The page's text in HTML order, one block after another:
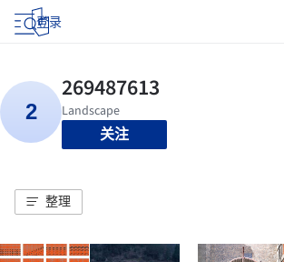
登录
关注
整理